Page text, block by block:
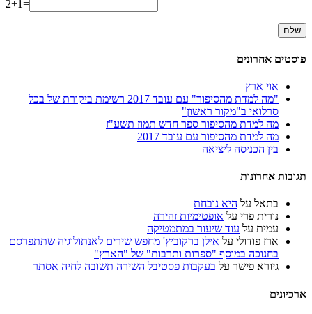
2+1=
פוסטים אחרונים
אוי ארץ
"מה למדת מהסיפור" עם עובד 2017 רשימת ביקורת של בכל
סרלואי ב"מקור ראשון"
מה למדת מהסיפור ספר חדש תמוז תשע"ז
מה למדת מהסיפור עם עובד 2017
בין הכניסה ליציאה
תגובות אחרונות
בתאל על היא נובחת
נורית פרי על אופטימיות זהירה
עמית על עוד שיעור במתמטיקה
ארז פודולי על אילן ברקוביץ' מחפש שירים לאנתולוגיה שתתפרסם
בחנוכה במוסף "ספרות ותרבות" של "הארץ"
גיורא פישר על בעקבות פסטיבל השירה תשובה לחיה אסתר
ארכיונים